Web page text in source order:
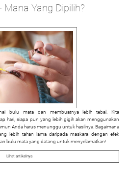
Mana Yang Dipilih?
bulu mata dan membuatnya lebih tebal. Kita
hari, siapa pun yang lebih gigih akan menggunakan
Anda harus menunggu untuk hasilnya. Bagaimana
lebih tahan lama daripada maskara dengan efek
bulu mata yang datang untuk menyelamatkan!
Lihat artikelnya